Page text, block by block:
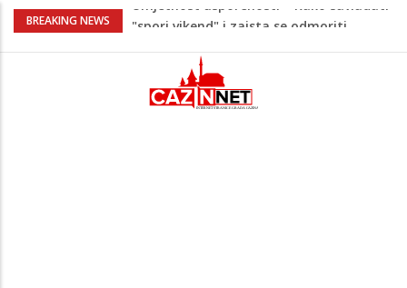
BREAKING NEWS
Maloljetnik u policijskoj stanici napao
Razmišljate koji automobil kupiti? Nova
Honda Civic dobila odlične ocjene
Pet namirnica za doručak koje će vas